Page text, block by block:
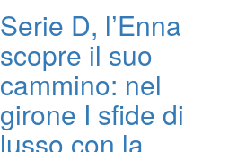
Serie D, l’Enna
scopre il suo
cammino: nel
girone I sfide di
lusso con la